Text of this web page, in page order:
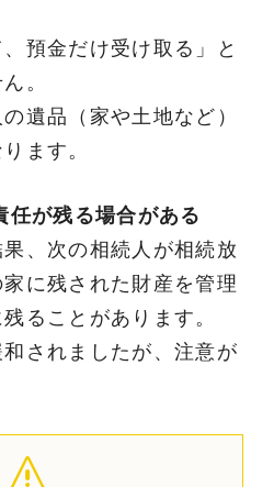
、預金だけ受け取る」と
。
遺品（家や土地など）
ます。
が残る場合がある
、次の相続人が相続放
に残された財産を管理
ることがあります。
和されましたが、注意が